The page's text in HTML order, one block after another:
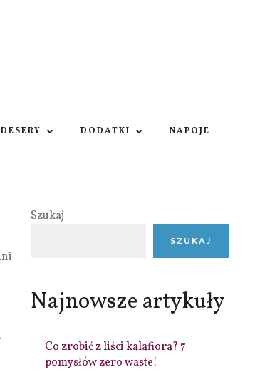
DESERY DODATKI NAPOJE
Szukaj
SZUKAJ
Najnowsze artykuły
Co zrobić z liści kalafiora? 7
pomysłów zero waste!